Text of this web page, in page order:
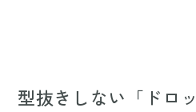
型抜きしない「ドロ